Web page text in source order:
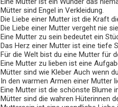
Mütter sind Engel in Verkleidung.
Die Liebe einer Mutter ist die Kraft
Die Liebe einer Mutter vergeht nie
Eine Mutter zu sein bedeutet ein
Das Herz einer Mutter ist eine tiefe
Für die Welt bist du eine Mutter für
Eine Mutter zu lieben ist eine
Mütter sind wie Kleber Auch wenn
In den warmen Armen einer Mutter
Eine Mutter ist die schönste Blume
Mütter sind die wahren Hüterinnen